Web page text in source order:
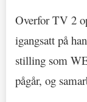
Overfor TV 2
igangsatt på
stilling som
pågår, og